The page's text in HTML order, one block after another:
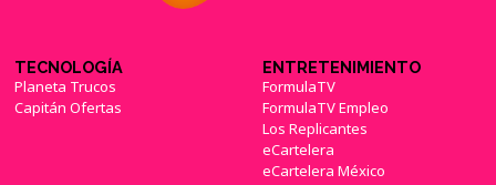
TECNOLOGÍA
Planeta Trucos
Capitán Ofertas
ENTRETENIMIENTO
FormulaTV
FormulaTV Empleo
Los Replicantes
eCartelera
eCartelera México